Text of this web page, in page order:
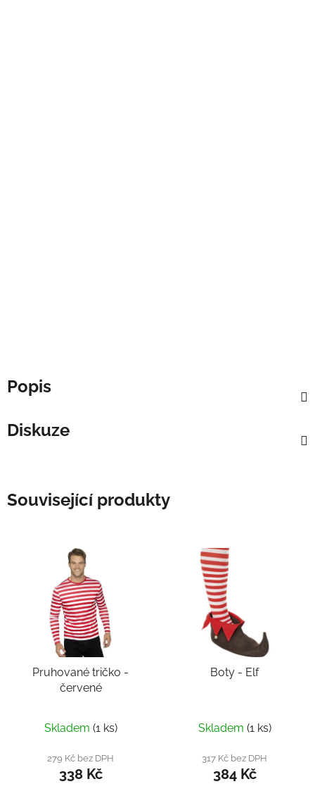
Popis
Diskuze
Související produkty
Pruhované tričko -
červené
Skladem (1 ks)
279 Kč bez DPH
338 Kč
Boty - Elf
Skladem (1 ks)
317 Kč bez DPH
384 Kč